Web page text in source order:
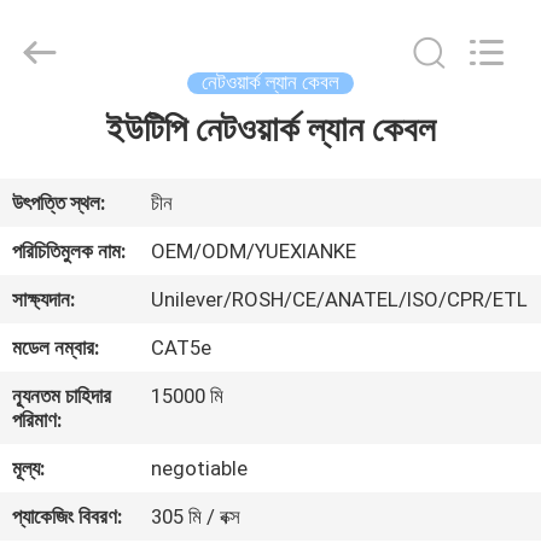
পণ্য
ভিডিও
আমাদের
সম্পর্কে
কারখানা
ভ্রমণ
Industry
নেটওয়ার্ক ল্যান কেবল
ইউটিপি নেটওয়ার্ক ল্যান কেবল
উৎপত্তি স্থল:
চীন
পরিচিতিমুলক নাম:
OEM/ODM/YUEXIANKE
সাক্ষ্যদান:
Unilever/ROSH/CE/ANATEL/ISO/CPR/ETL
মডেল নম্বার:
CAT5e
ন্যূনতম চাহিদার
পরিমাণ:
15000 মি
মূল্য:
negotiable
প্যাকেজিং বিবরণ:
305 মি / বক্স